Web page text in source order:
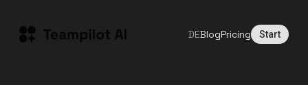
DEBlogPricing Start